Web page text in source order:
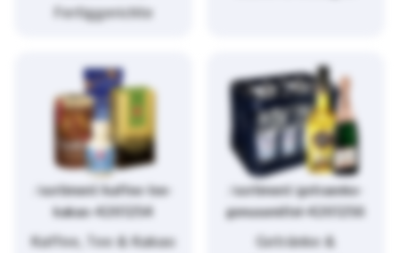
Fertiggerichte
/sortiment/kaffee-tee-
kakao-4261254
Kaffee, Tee & Kakao
/sortiment/getraenke-
genussmittel-4261256
Getränke &